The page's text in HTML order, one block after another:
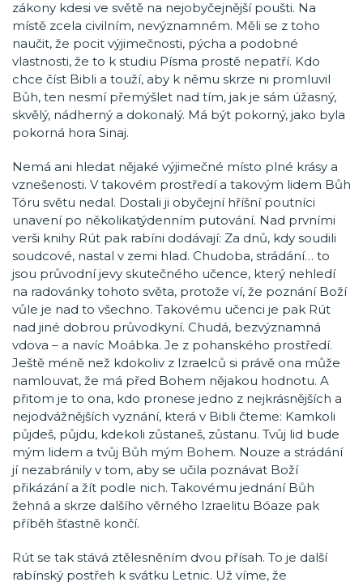
zákony kdesi ve světě na nejobyčejnější poušti. Na
místě zcela civilním, nevýznamném. Měli se z toho
naučit, že pocit výjimečnosti, pýcha a podobné
vlastnosti, že to k studiu Písma prostě nepatří. Kdo
chce číst Bibli a touží, aby k němu skrze ni promluvil
Bůh, ten nesmí přemýšlet nad tím, jak je sám úžasný,
skvělý, nádherný a dokonalý. Má být pokorný, jako byla
pokorná hora Sinaj.
Nemá ani hledat nějaké výjimečné místo plné krásy a
vznešenosti. V takovém prostředí a takovým lidem Bůh
Tóru světu nedal. Dostali ji obyčejní hříšní poutníci
unavení po několikatýdenním putování. Nad prvními
verši knihy Rút pak rabíni dodávají: Za dnů, kdy soudili
soudcové, nastal v zemi hlad. Chudoba, strádání… to
jsou průvodní jevy skutečného učence, který nehledí
na radovánky tohoto světa, protože ví, že poznání Boží
vůle je nad to všechno. Takovému učenci je pak Rút
nad jiné dobrou průvodkyní. Chudá, bezvýznamná
vdova – a navíc Moábka. Je z pohanského prostředí.
Ještě méně než kdokoliv z Izraelců si právě ona může
namlouvat, že má před Bohem nějakou hodnotu. A
přitom je to ona, kdo pronese jedno z nejkrásnějších a
nejodvážnějších vyznání, která v Bibli čteme: Kamkoli
půjdeš, půjdu, kdekoli zůstaneš, zůstanu. Tvůj lid bude
mým lidem a tvůj Bůh mým Bohem. Nouze a strádání
jí nezabránily v tom, aby se učila poznávat Boží
přikázání a žít podle nich. Takovému jednání Bůh
žehná a skrze dalšího věrného Izraelitu Bóaze pak
příběh šťastně končí.
Rút se tak stává ztělesněním dvou přísah. To je další
rabínský postřeh k svátku Letnic. Už víme, že